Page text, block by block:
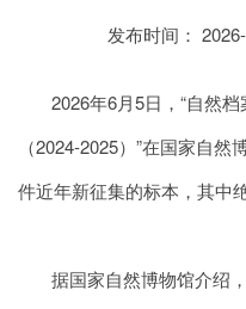
发布时间：
2026年6月5日，“自然
（2024-2025）”在国家自
件近年新征集的标本，其中
据国家自然博物馆介绍